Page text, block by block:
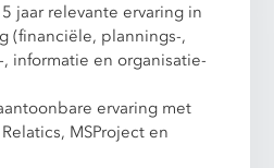
jaar relevante ervaring in
(financiële, plannings-,
informatie en organisatie-
ervaring met
MSProject en